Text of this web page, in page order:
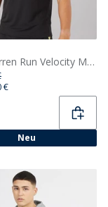
Puma Herren Run Velocity Marmor Lauf Oberteil Schwarz/Gelb
€
Neu